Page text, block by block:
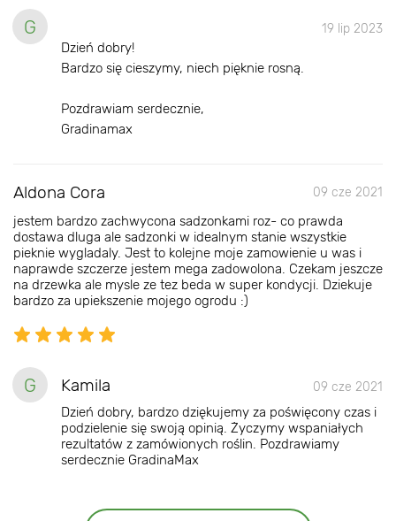
G 19 lip 2023
Dzień dobry!
Bardzo się cieszymy, niech pięknie rosną.
Pozdrawiam serdecznie,
Gradinamax
Aldona Cora 09 cze 2021
jestem bardzo zachwycona sadzonkami roz- co prawda
dostawa dluga ale sadzonki w idealnym stanie wszystkie
pieknie wygladaly. Jest to kolejne moje zamowienie u was i
naprawde szczerze jestem mega zadowolona. Czekam jeszcze
na drzewka ale mysle ze tez beda w super kondycji. Dziekuje
bardzo za upiekszenie mojego ogrodu :)
G Kamila 09 cze 2021
Dzień dobry, bardzo dziękujemy za poświęcony czas i
podzielenie się swoją opinią. Życzymy wspaniałych
rezultatów z zamówionych roślin. Pozdrawiamy
serdecznie GradinaMax